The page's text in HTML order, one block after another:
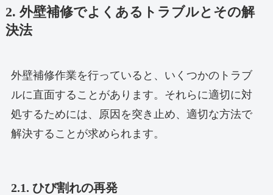
2. 外壁補修でよくあるトラブルとその解
決法
外壁補修作業を行っていると、いくつかのトラブ
ルに直面することがあります。それらに適切に対
処するためには、原因を突き止め、適切な方法で
解決することが求められます。
2.1. ひび割れの再発